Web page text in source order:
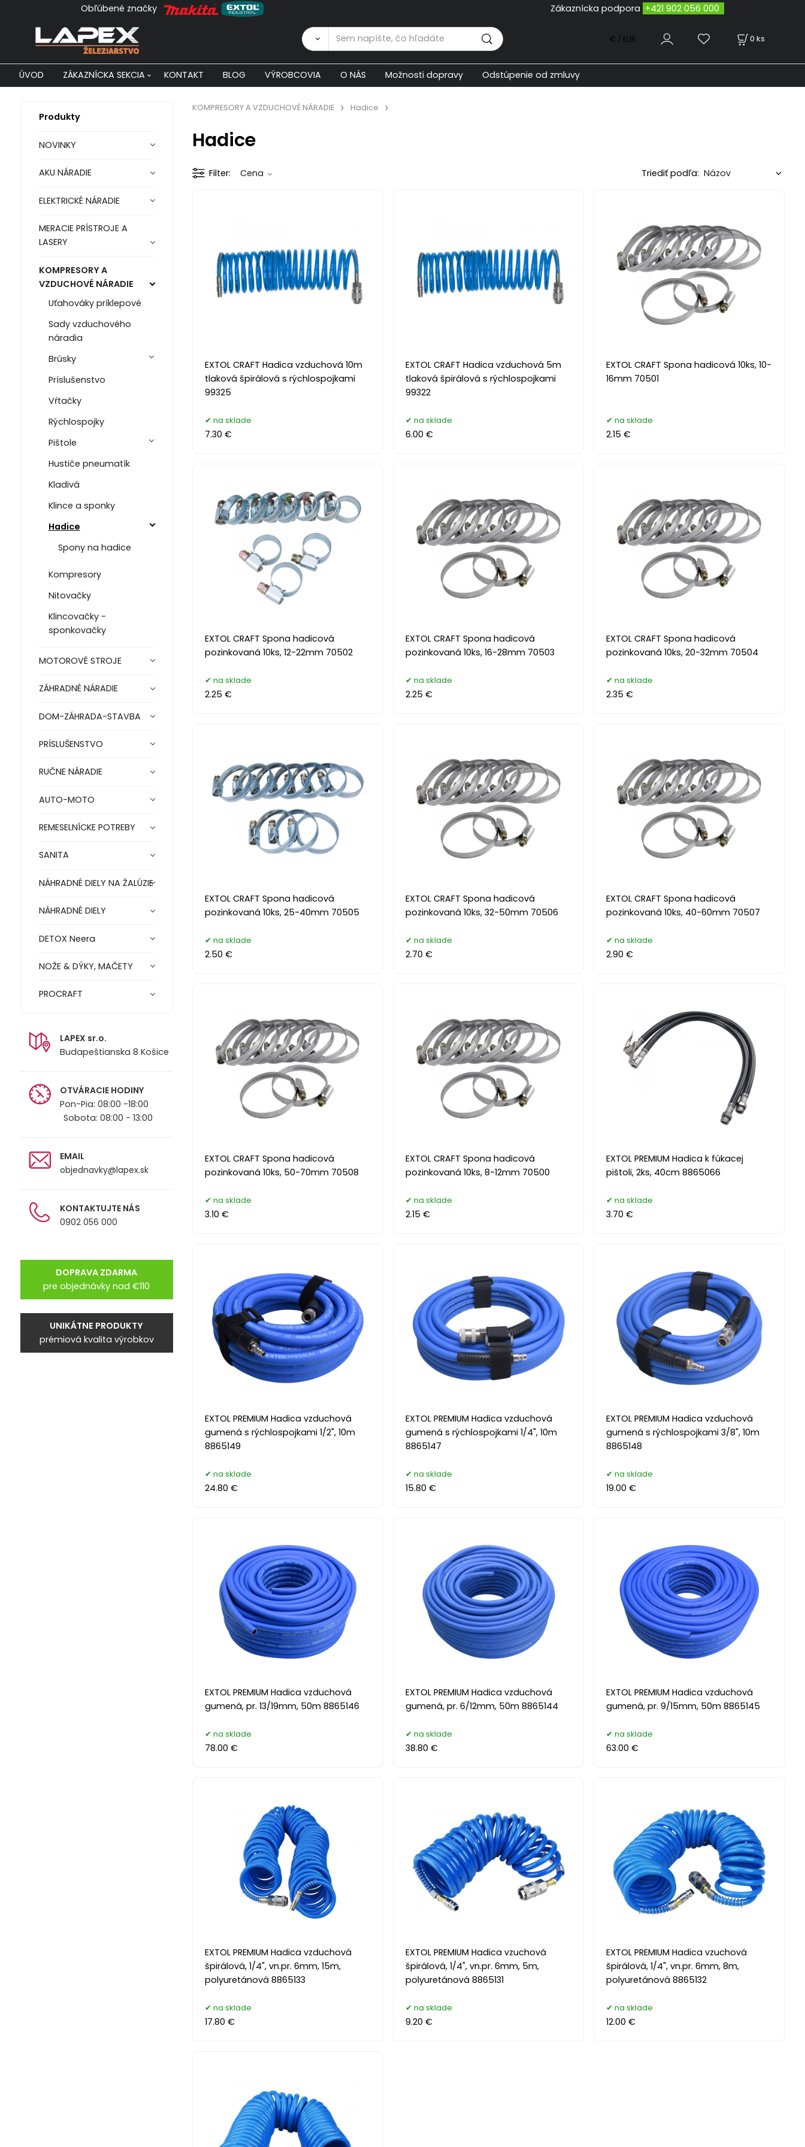
Obľúbené značky Zákaznícka podpora +421 902 056 000
0 ks
€ / EUR
ÚVOD ZÁKAZNÍCKA SEKCIA KONTAKT BLOG VÝROBCOVIA O NÁS Možnosti dopravy Odstúpenie od zmluvy
Produkty
NOVINKY
AKU NÁRADIE
ELEKTRICKÉ NÁRADIE
MERACIE PRÍSTROJE A
LASERY
KOMPRESORY A
VZDUCHOVÉ NÁRADIE
Uťahováky príklepové
Sady vzduchového
náradia
Brúsky
Príslušenstvo
Vŕtačky
Rýchlospojky
Pištole
Hustiče pneumatík
Kladivá
Klince a sponky
Hadice
Spony na hadice
Kompresory
Nitovačky
Klincovačky -
sponkovačky
MOTOROVÉ STROJE
ZÁHRADNÉ NÁRADIE
DOM-ZÁHRADA-STAVBA
PRÍSLUŠENSTVO
RUČNE NÁRADIE
AUTO-MOTO
REMESELNÍCKE POTREBY
SANITA
NÁHRADNÉ DIELY NA ŽALÚZIE
NÁHRADNÉ DIELY
DETOX Neera
NOŽE & DÝKY, MAČETY
PROCRAFT
LAPEX sr.o.
Budapeštianska 8 Košice
OTVÁRACIE HODINY
Pon-Pia: 08:00 -18:00
Sobota: 08:00 - 13:00
EMAIL
objednavky@lapex.sk
KONTAKTUJTE NÁS
0902 056 000
DOPRAVA ZDARMA
pre objednávky nad €110
UNIKÁTNE PRODUKTY
prémiová kvalita výrobkov
KOMPRESORY A VZDUCHOVÉ NÁRADIE Hadice
Hadice
Filter Cena Triediť podľa:
EXTOL CRAFT Hadica vzduchová 10m
tlaková špirálová s rýchlospojkami
99325
na sklade
7.30 €
EXTOL CRAFT Hadica vzduchová 5m
tlaková špirálová s rýchlospojkami
99322
na sklade
6.00 €
EXTOL CRAFT Spona hadicová 10ks, 10-
16mm 70501
na sklade
2.15 €
EXTOL CRAFT Spona hadicová
pozinkovaná 10ks, 12-22mm 70502
na sklade
2.25 €
EXTOL CRAFT Spona hadicová
pozinkovaná 10ks, 16-28mm 70503
na sklade
2.25 €
EXTOL CRAFT Spona hadicová
pozinkovaná 10ks, 20-32mm 70504
na sklade
2.35 €
EXTOL CRAFT Spona hadicová
pozinkovaná 10ks, 25-40mm 70505
na sklade
2.50 €
EXTOL CRAFT Spona hadicová
pozinkovaná 10ks, 32-50mm 70506
na sklade
2.70 €
EXTOL CRAFT Spona hadicová
pozinkovaná 10ks, 40-60mm 70507
na sklade
2.90 €
EXTOL CRAFT Spona hadicová
pozinkovaná 10ks, 50-70mm 70508
na sklade
3.10 €
EXTOL CRAFT Spona hadicová
pozinkovaná 10ks, 8-12mm 70500
na sklade
2.15 €
EXTOL PREMIUM Hadica k fúkacej
pištoli, 2ks, 40cm 8865066
na sklade
3.70 €
EXTOL PREMIUM Hadica vzduchová
gumená s rýchlospojkami 1/2", 10m
8865149
na sklade
24.80 €
EXTOL PREMIUM Hadica vzduchová
gumená s rýchlospojkami 1/4", 10m
8865147
na sklade
15.80 €
EXTOL PREMIUM Hadica vzduchová
gumená s rýchlospojkami 3/8", 10m
8865148
na sklade
19.00 €
EXTOL PREMIUM Hadica vzduchová
gumená, pr. 13/19mm, 50m 8865146
na sklade
78.00 €
EXTOL PREMIUM Hadica vzduchová
gumená, pr. 6/12mm, 50m 8865144
na sklade
38.80 €
EXTOL PREMIUM Hadica vzduchová
gumená, pr. 9/15mm, 50m 8865145
na sklade
63.00 €
EXTOL PREMIUM Hadica vzduchová
špirálová, 1/4", vn.pr. 6mm, 15m,
polyuretánová 8865133
na sklade
17.80 €
EXTOL PREMIUM Hadica vzuchová
špirálová, 1/4", vn.pr. 6mm, 5m,
polyuretánová 8865131
na sklade
9.20 €
EXTOL PREMIUM Hadica vzuchová
špirálová, 1/4", vn.pr. 6mm, 8m,
polyuretánová 8865132
na sklade
12.00 €